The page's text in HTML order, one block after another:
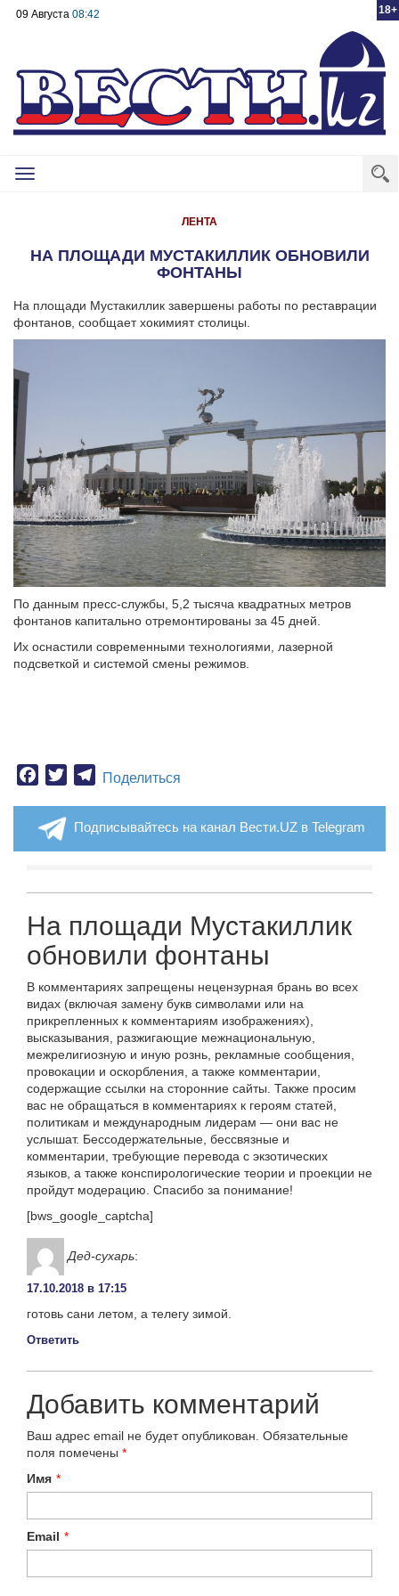
18+
09 Августа 08:42
Toggle
ЛЕНТА
НА ПЛОЩАДИ МУСТАКИЛЛИК ОБНОВИЛИ
ФОНТАНЫ
На площади Мустакиллик завершены работы по реставрации
фонтанов, сообщает хокимият столицы.
По данным пресс-службы, 5,2 тысяча квадратных метров
фонтанов капитально отремонтированы за 45 дней.
Их оснастили современными технологиями, лазерной
подсветкой и системой смены режимов.
Facebook
TwitterTelegram
Поделиться
Подписывайтесь на канал Вести.UZ в Telegram
На площади Мустакиллик
обновили фонтаны
В комментариях запрещены нецензурная брань во всех
видах (включая замену букв символами или на
прикрепленных к комментариям изображениях),
высказывания, разжигающие межнациональную,
межрелигиозную и иную рознь, рекламные сообщения,
провокации и оскорбления, а также комментарии,
содержащие ссылки на сторонние сайты. Также просим
вас не обращаться в комментариях к героям статей,
политикам и международным лидерам — они вас не
услышат. Бессодержательные, бессвязные и
комментарии, требующие перевода с экзотических
языков, а также конспирологические теории и проекции не
пройдут модерацию. Спасибо за понимание!
[bws_google_captcha]
Дед-сухарь:
17.10.2018 в 17:15
готовь сани летом, а телегу зимой.
Ответить
Добавить комментарий
Ваш адрес email не будет опубликован. Обязательные
поля помечены *
Имя *
Email *